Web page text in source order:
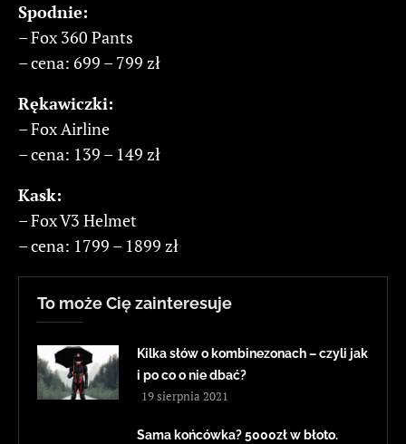
Spodnie:
– Fox 360 Pants
– cena: 699 – 799 zł
Rękawiczki:
– Fox Airline
– cena: 139 – 149 zł
Kask:
– Fox V3 Helmet
– cena: 1799 – 1899 zł
To może Cię zainteresuje
Kilka słów o kombinezonach – czyli jak
i po co o nie dbać?
19 sierpnia 2021
Sama końcówka? 5000zł w błoto.